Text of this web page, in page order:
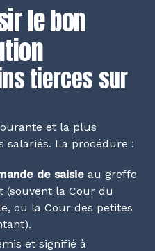
le bon
tierces sur
et la plus
salariés. La procédure :
de saisie au greffe
la Cour du
ou la Cour des petites
et signifié à